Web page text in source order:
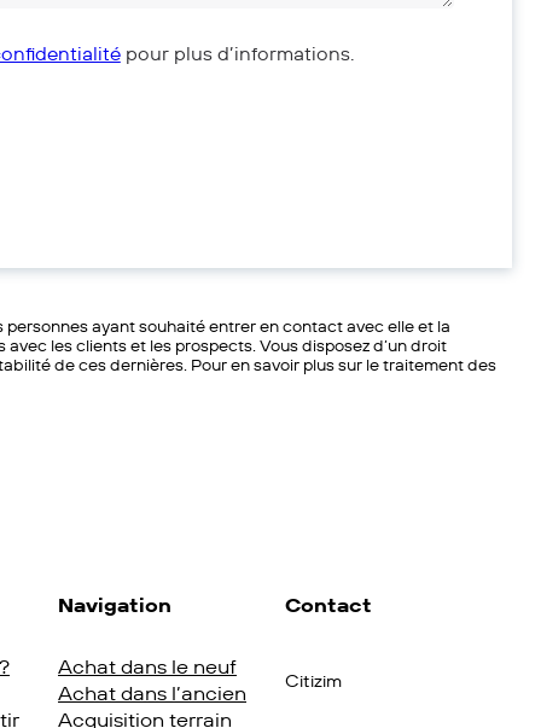
pour plus d’informations.
ayant souhaité entrer en contact avec elle et la
les clients et les prospects. Vous disposez d’un droit
de ces dernières. Pour en savoir plus sur le traitement des
Navigation
Achat dans le neuf
Achat dans l’ancien
Acquisition terrain
Contact
Citizim